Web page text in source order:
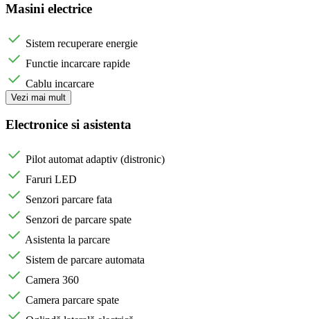
Masini electrice
Sistem recuperare energie
Functie incarcare rapide
Cablu incarcare
Vezi mai mult
Electronice si asistenta
Pilot automat adaptiv (distronic)
Faruri LED
Senzori parcare fata
Senzori de parcare spate
Asistenta la parcare
Sistem de parcare automata
Camera 360
Camera parcare spate